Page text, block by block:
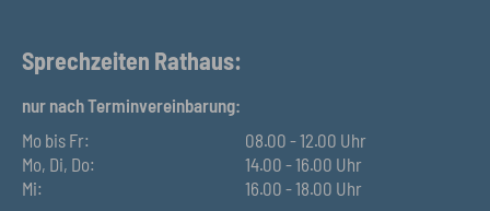
Sprechzeiten Rathaus:
nur nach Terminvereinbarung:
Mo bis Fr:
08.00 - 12.00 Uhr
Mo, Di, Do:
14.00 - 16.00 Uhr
Mi:
16.00 - 18.00 Uhr